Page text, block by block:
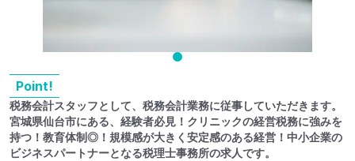
Point!
税務会計スタッフとして、税務会計業務に従事していただきます。
宮城県仙台市にある、経験者必見！クリニックの経営税務に強みを
持つ！教育体制◎！規模感が大きく安定感のある経営！中小企業の
ビジネスパートナーとなる税理士事務所の求人です。